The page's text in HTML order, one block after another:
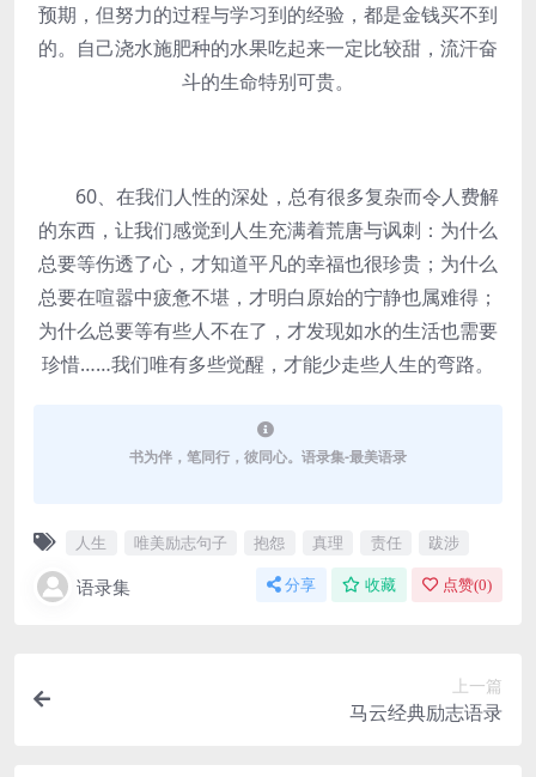
预期，但努力的过程与学习到的经验，都是金钱买不到
的。自己浇水施肥种的水果吃起来一定比较甜，流汗奋
斗的生命特别可贵。
60、在我们人性的深处，总有很多复杂而令人费解
的东西，让我们感觉到人生充满着荒唐与讽刺：为什么
总要等伤透了心，才知道平凡的幸福也很珍贵；为什么
总要在喧嚣中疲惫不堪，才明白原始的宁静也属难得；
为什么总要等有些人不在了，才发现如水的生活也需要
珍惜……我们唯有多些觉醒，才能少走些人生的弯路。
书为伴，笔同行，彼同心。语录集-最美语录
人生 唯美励志句子 抱怨 真理 责任 跋涉
语录集 分享 收藏 点赞(0)
上一篇
马云经典励志语录